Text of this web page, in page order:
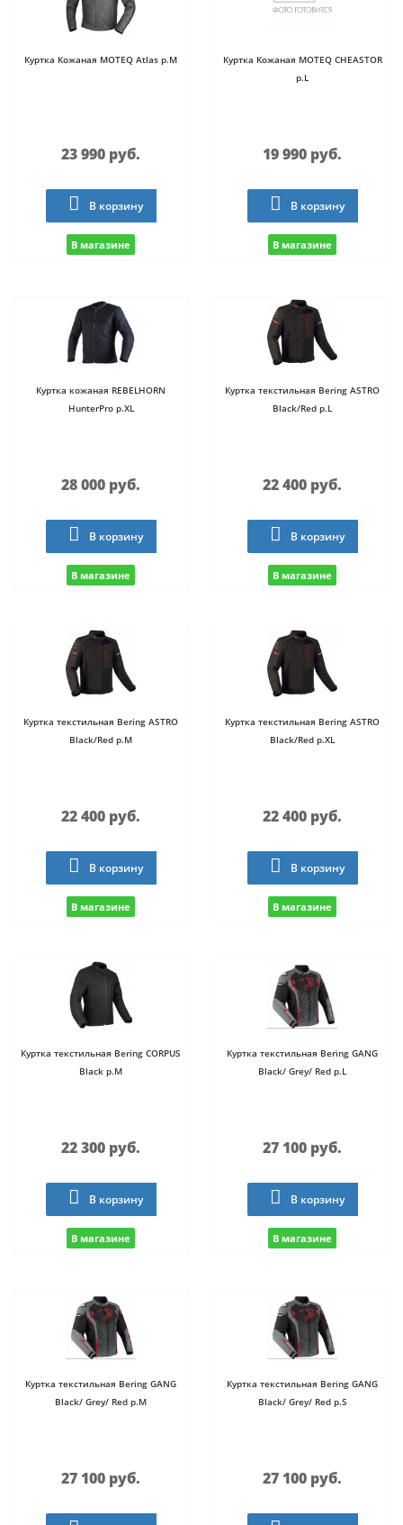
Куртка Кожаная MOTEQ Atlas p.M
23 990 руб.
В корзину
В магазине
Куртка Кожаная MOTEQ CHEASTOR
p.L
19 990 руб.
В корзину
В магазине
Куртка кожаная REBELHORN
HunterPro р.XL
28 000 руб.
В корзину
В магазине
Куртка текстильная Bering ASTRO
Black/Red р.L
22 400 руб.
В корзину
В магазине
Куртка текстильная Bering ASTRO
Black/Red р.M
22 400 руб.
В корзину
В магазине
Куртка текстильная Bering ASTRO
Black/Red р.XL
22 400 руб.
В корзину
В магазине
Куртка текстильная Bering CORPUS
Black р.M
22 300 руб.
В корзину
В магазине
Куртка текстильная Bering GANG
Black/ Grey/ Red р.L
27 100 руб.
В корзину
В магазине
Куртка текстильная Bering GANG
Black/ Grey/ Red р.M
27 100 руб.
Куртка текстильная Bering GANG
Black/ Grey/ Red р.S
27 100 руб.